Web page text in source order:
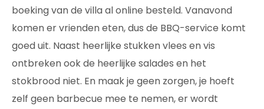
boeking van de villa al online besteld. Vanavond
komen er vrienden eten, dus de BBQ-service komt
goed uit. Naast heerlijke stukken vlees en vis
ontbreken ook de heerlijke salades en het
stokbrood niet. En maak je geen zorgen, je hoeft
zelf geen barbecue mee te nemen, er wordt